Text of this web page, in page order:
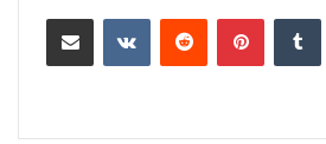
لينكدإن بينتيريست